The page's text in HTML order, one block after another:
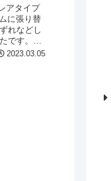
アタイプ
に張り替
れなどし
です。仕
2023.03.05